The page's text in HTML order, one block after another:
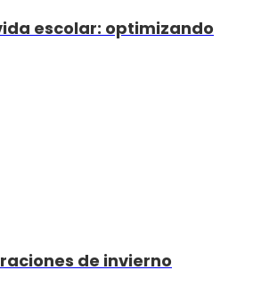
escolar: optimizando
de invierno